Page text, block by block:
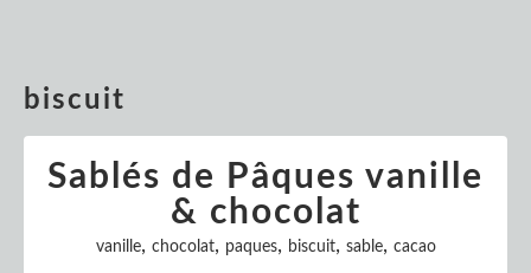
biscuit
Sablés de Pâques vanille
& chocolat
vanille, chocolat, paques, biscuit, sable, cacao